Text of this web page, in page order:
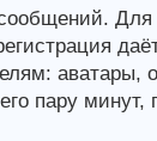
Для
аватары,
пару минут,